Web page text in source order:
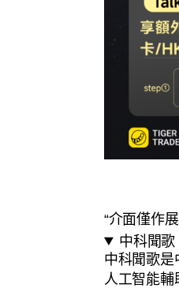
“介面僅作
中科聞歌
中科聞歌是
人工智能